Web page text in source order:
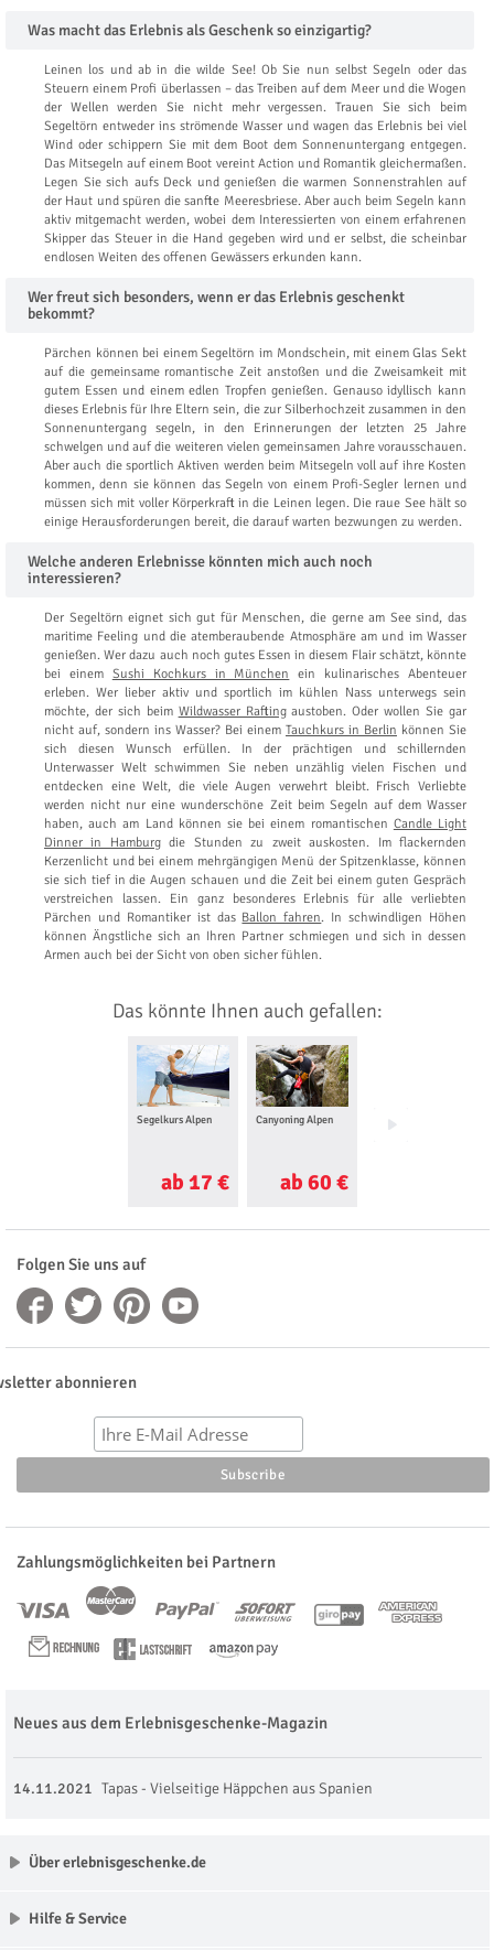
Was macht das Erlebnis als Geschenk so einzigartig?
Leinen los und ab in die wilde See! Ob Sie nun selbst Segeln oder das
Steuern einem Profi überlassen – das Treiben auf dem Meer und die Wogen
der Wellen werden Sie nicht mehr vergessen. Trauen Sie sich beim
Segeltörn entweder ins strömende Wasser und wagen das Erlebnis bei viel
Wind oder schippern Sie mit dem Boot dem Sonnenuntergang entgegen.
Das Mitsegeln auf einem Boot vereint Action und Romantik gleichermaßen.
Legen Sie sich aufs Deck und genießen die warmen Sonnenstrahlen auf
der Haut und spüren die sanfte Meeresbriese. Aber auch beim Segeln kann
aktiv mitgemacht werden, wobei dem Interessierten von einem erfahrenen
Skipper das Steuer in die Hand gegeben wird und er selbst, die scheinbar
endlosen Weiten des offenen Gewässers erkunden kann.
Wer freut sich besonders, wenn er das Erlebnis geschenkt
bekommt?
Pärchen können bei einem Segeltörn im Mondschein, mit einem Glas Sekt
auf die gemeinsame romantische Zeit anstoßen und die Zweisamkeit mit
gutem Essen und einem edlen Tropfen genießen. Genauso idyllisch kann
dieses Erlebnis für Ihre Eltern sein, die zur Silberhochzeit zusammen in den
Sonnenuntergang segeln, in den Erinnerungen der letzten 25 Jahre
schwelgen und auf die weiteren vielen gemeinsamen Jahre vorausschauen.
Aber auch die sportlich Aktiven werden beim Mitsegeln voll auf ihre Kosten
kommen, denn sie können das Segeln von einem Profi-Segler lernen und
müssen sich mit voller Körperkraft in die Leinen legen. Die raue See hält so
einige Herausforderungen bereit, die darauf warten bezwungen zu werden.
Welche anderen Erlebnisse könnten mich auch noch
interessieren?
Der Segeltörn eignet sich gut für Menschen, die gerne am See sind, das
maritime Feeling und die atemberaubende Atmosphäre am und im Wasser
genießen. Wer dazu auch noch gutes Essen in diesem Flair schätzt, könnte
bei einem Sushi Kochkurs in München ein kulinarisches Abenteuer
erleben. Wer lieber aktiv und sportlich im kühlen Nass unterwegs sein
möchte, der sich beim Wildwasser Raftingaustoben. Oder wollen Sie gar
nicht auf, sondern ins Wasser? Bei einem Tauchkurs in Berlin können Sie
sich diesen Wunsch erfüllen. In der prächtigen und schillernden
Unterwasser Welt schwimmen Sie neben unzählig vielen Fischen und
entdecken eine Welt, die viele Augen verwehrt bleibt. Frisch Verliebte
werden nicht nur eine wunderschöne Zeit beim Segeln auf dem Wasser
haben, auch am Land können sie bei einem romantischen Candle Light
Dinner in Hamburgdie Stunden zu zweit auskosten. Im flackernden
Kerzenlicht und bei einem mehrgängigen Menü der Spitzenklasse, können
sie sich tief in die Augen schauen und die Zeit bei einem guten Gespräch
verstreichen lassen. Ein ganz besonderes Erlebnis für alle verliebten
Pärchen und Romantiker ist das Ballon fahren. In schwindligen Höhen
können Ängstliche sich an Ihren Partner schmiegen und sich in dessen
Armen auch bei der Sicht von oben sicher fühlen.
Das könnte Ihnen auch gefallen:
Segelkurs Alpen
ab 17 €
Canyoning Alpen
ab 60 €
Rafting &
Folgen Sie uns auf
abonnieren
Zahlungsmöglichkeiten bei Partnern
Neues aus dem Erlebnisgeschenke-Magazin
14.11.2021 Tapas - Vielseitige Häppchen aus Spanien
Über erlebnisgeschenke.de
Hilfe & Service